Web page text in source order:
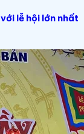
lễ hội lớn nhất